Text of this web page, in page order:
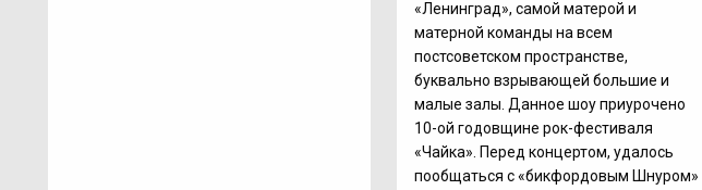
«Ленинград», самой матерой и
матерной команды на всем
постсоветском пространстве,
буквально взрывающей большие и
малые залы. Данное шоу приурочено
10-ой годовщине рок-фестиваля
«Чайка». Перед концертом, удалось
пообщаться с «бикфордовым Шнуром»